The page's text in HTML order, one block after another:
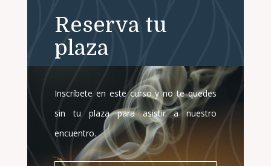
Reserva tu
plaza
Inscríbete en este curso y no te quedes
sin tu plaza para asistir a nuestro
encuentro.